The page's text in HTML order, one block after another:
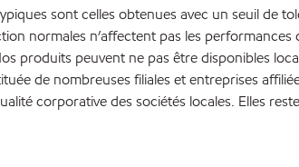
sont celles obtenues avec un seuil de
normales n’affectent pas les
produits peuvent ne pas être disponibles
de nombreuses filiales et entreprises
corporative des sociétés locales. Elles